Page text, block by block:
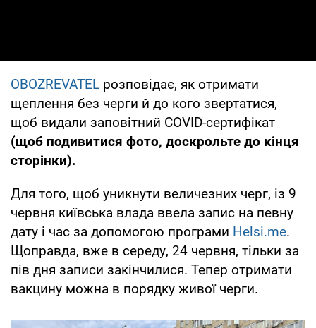
OBOZREVATEL розповідає, як отримати
щеплення без черги й до кого звертатися,
щоб видали заповітний СOVID-сертифікат
(щоб подивитися фото, доскрольте до кінця
сторінки).
Для того, щоб уникнути величезних черг, із 9
червня київська влада ввела запис на певну
дату і час за допомогою програми Helsi.me.
Щоправда, вже в середу, 24 червня, тільки за
пів дня записи закінчилися. Тепер отримати
вакцину можна в порядку живої черги.